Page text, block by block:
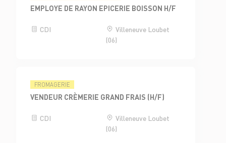
EMPLOYE DE RAYON EPICERIE BOISSON H/F
CDI
Villeneuve Loubet
(06)
FROMAGERIE
VENDEUR CRÈMERIE GRAND FRAIS (H/F)
CDI
Villeneuve Loubet
(06)